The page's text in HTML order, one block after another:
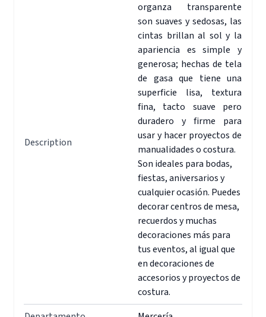
Description
organza transparente
son suaves y sedosas, las
cintas brillan al sol y la
apariencia es simple y
generosa; hechas de tela
de gasa que tiene una
superficie lisa, textura
fina, tacto suave pero
duradero y firme para
usar y hacer proyectos de
manualidades o costura.
Son ideales para bodas,
fiestas, aniversarios y
cualquier ocasión. Puedes
decorar centros de mesa,
recuerdos y muchas
decoraciones más para
tus eventos, al igual que
en decoraciones de
accesorios y proyectos de
costura.